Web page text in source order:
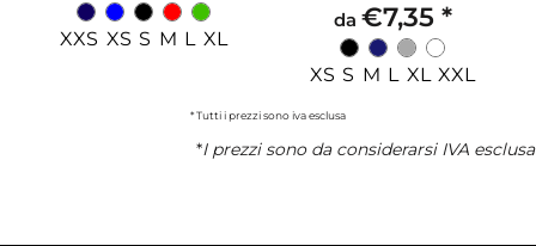
XXS XS S M L XL
da €7,35 *
XS S M L XL XXL
* Tutti i prezzi sono iva esclusa
*I prezzi sono da considerarsi IVA esclusa